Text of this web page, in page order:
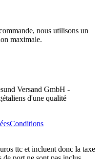
nous utilisons un
maximale.
Versand GmbH -
d'une qualité
Conditions
ttc et incluent donc la taxe